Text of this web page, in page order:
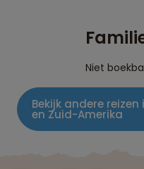
Niet
Bekijk andere
en Zuid-Amerika